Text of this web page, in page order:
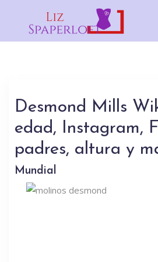
Desmond Mills
edad, Instagram,
padres, altura y
Mundial